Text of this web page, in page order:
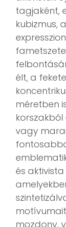
tagjaként,
kubizmus,
élt, a
méretben
vagy
és
mozdony,